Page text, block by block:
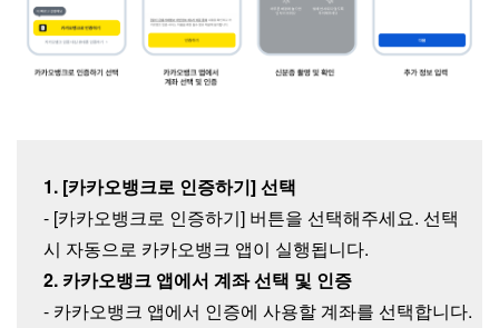
1. [카카오뱅크로 인증하기] 선택
- [카카오뱅크로 인증하기] 버튼을 선택해주세요. 선택
시 자동으로 카카오뱅크 앱이 실행됩니다.
2. 카카오뱅크 앱에서 계좌 선택 및 인증
- 카카오뱅크 앱에서 인증에 사용할 계좌를 선택합니다.